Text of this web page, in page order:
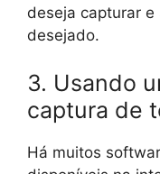
deseja capturar e
desejado.
3. Usando
captura de
Há muitos